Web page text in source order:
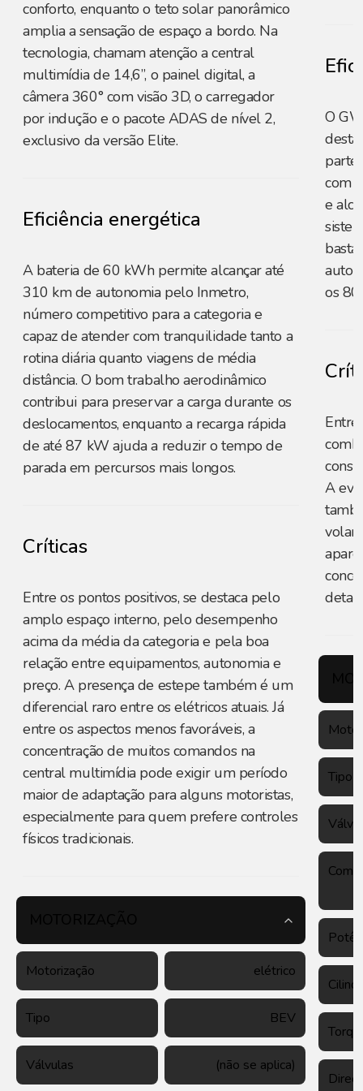
conforto, enquanto o teto solar panorâmico
amplia a sensação de espaço a bordo. Na
tecnologia, chamam atenção a central
multimídia de 14,6”, o painel digital, a
câmera 360° com visão 3D, o carregador
por indução e o pacote ADAS de nível 2,
exclusivo da versão Elite.
Eficiência energética
A bateria de 60 kWh permite alcançar até
310 km de autonomia pelo Inmetro,
número competitivo para a categoria e
capaz de atender com tranquilidade tanto a
rotina diária quanto viagens de média
distância. O bom trabalho aerodinâmico
contribui para preservar a carga durante os
deslocamentos, enquanto a recarga rápida
de até 87 kW ajuda a reduzir o tempo de
parada em percursos mais longos.
Críticas
Entre os pontos positivos, se destaca pelo
amplo espaço interno, pelo desempenho
acima da média da categoria e pela boa
relação entre equipamentos, autonomia e
preço. A presença de estepe também é um
diferencial raro entre os elétricos atuais. Já
entre os aspectos menos favoráveis, a
concentração de muitos comandos na
central multimídia pode exigir um período
maior de adaptação para alguns motoristas,
especialmente para quem prefere controles
físicos tradicionais.
Motorização elétrico
Tipo BEV
Válvulas (não se aplica)
O
parte
com
e
os
Entre
A
Tipo